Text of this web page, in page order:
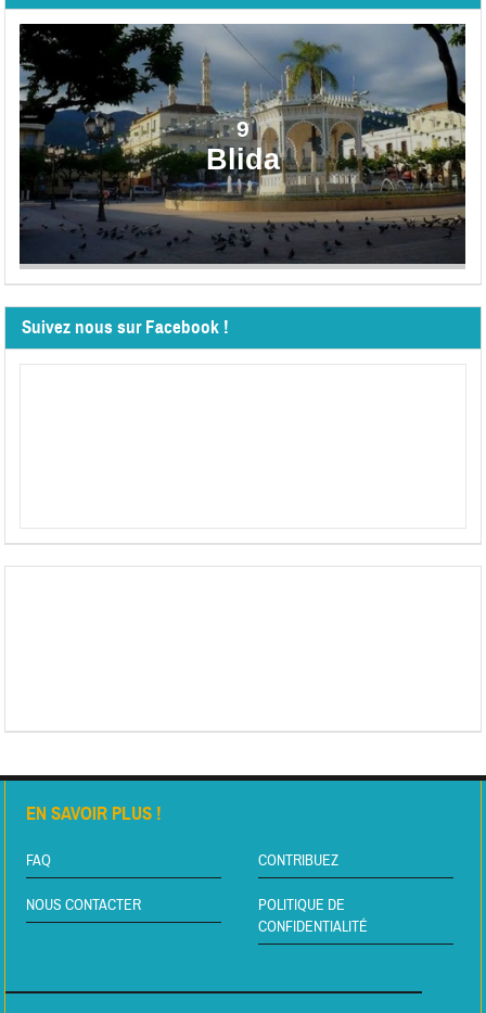
9
Blida
Suivez nous sur Facebook !
EN SAVOIR PLUS !
FAQ CONTRIBUEZ
NOUS CONTACTER
POLITIQUE DE
CONFIDENTIALITÉ